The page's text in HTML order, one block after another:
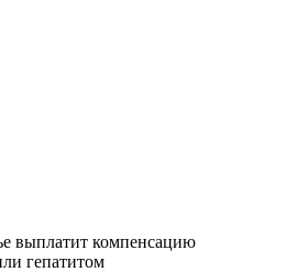
выплатит компенсацию
гепатитом